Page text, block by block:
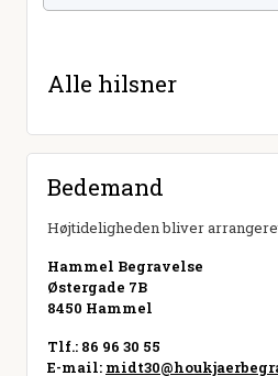
Alle hilsner
Bedemand
Højtideligheden bliver
Hammel Begravelse
Østergade 7B
8450 Hammel
Tlf.: 86 96 30 55
E-mail: